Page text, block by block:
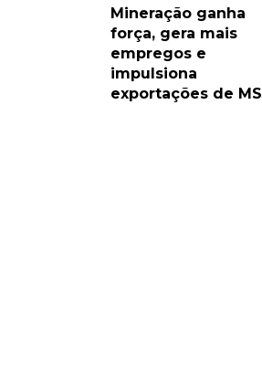
Mineração ganha
força, gera mais
empregos e
impulsiona
exportações de MS